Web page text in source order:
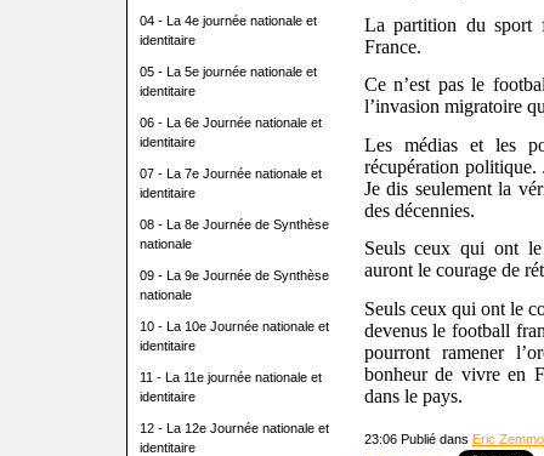
04 - La 4e journée nationale et
identitaire
05 - La 5e journée nationale et
identitaire
06 - La 6e Journée nationale et
identitaire
07 - La 7e Journée nationale et
identitaire
08 - La 8e Journée de Synthèse
nationale
09 - La 9e Journée de Synthèse
nationale
10 - La 10e Journée nationale et
identitaire
11 - La 11e journée nationale et
identitaire
12 - La 12e Journée nationale et
identitaire
La partition du sport
France.
Ce n’est pas le
l’invasion migratoire
Les médias et les
récupération politique.
Je dis seulement la
des décennies.
Seuls ceux qui ont
auront le courage de
Seuls ceux qui ont le
devenus le football
pourront ramener
bonheur de vivre en
dans le pays.
23:06 Publié dans Eric